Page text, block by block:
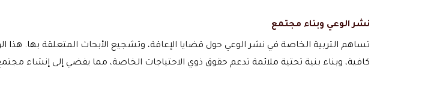
نشر الوعي وبناء مجتمع
تساهم التربية الخاصة في نشر الوعي حول قضايا الإعاقة، وتشجيع الأبحاث المتعلقة بها.
كافية، وبناء بنية تحتية ملائمة تدعم حقوق ذوي الاحتياجات الخاصة، مما يفضي إلى إنشاء